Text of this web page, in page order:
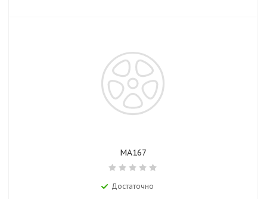
MA167
Достаточно